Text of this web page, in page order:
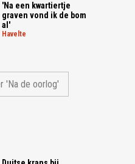
'Na een kwartiertje
graven vond ik de bom
al'
havelte
'Na de oorlog'